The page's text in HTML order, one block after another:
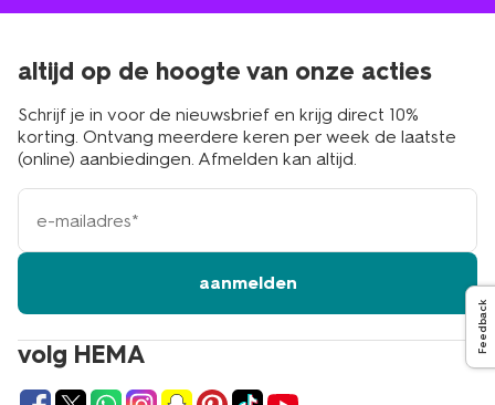
volg HEMA
altijd op de hoogte van onze acties
Schrijf je in voor de nieuwsbrief en krijg direct 10%
korting. Ontvang meerdere keren per week de laatste
(online) aanbiedingen. Afmelden kan altijd.
e-
mailadres
aanmelden
Feedback